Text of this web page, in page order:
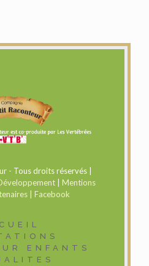
- Tous droits réservés |
| Mentions
| Facebook
ENFANTS